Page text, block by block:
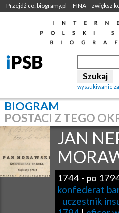
Przejdź do: biogramy.pl FINA zwiększ
wyszukiwanie
BIOGRAM
POSTACI Z TEGO
JAN
1744 - po
konfederat
| uczestnik